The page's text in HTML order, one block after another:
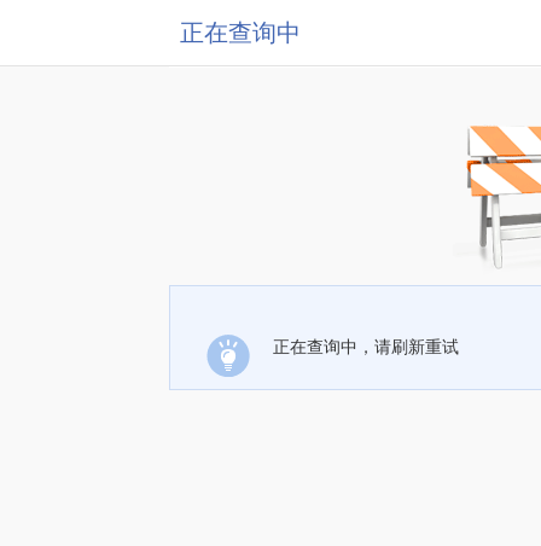
正在查询中
正在查询中，请刷新重试